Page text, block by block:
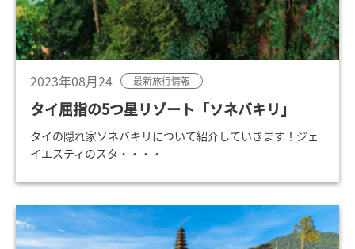
2023年08月24 最新旅行情報
タイ屈指の5つ星リゾート「ソネバキリ」
タイの隠れ家ソネバキリについて紹介していきます！ジェ
イエスティのスタ・・・・